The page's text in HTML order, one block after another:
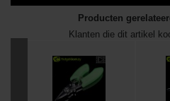
Producten
Klanten die dit artikel